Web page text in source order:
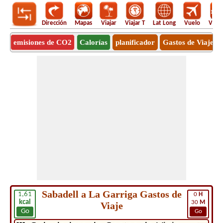
Dirección Mapas Viajar Viajar T Lat Long Vuelo
emisiones de CO2 Calorías planificador Gastos de Viaje
1,61
kcal
Go
0 H
30 M
Go
Sabadell a La Garriga Gastos de
Viaje